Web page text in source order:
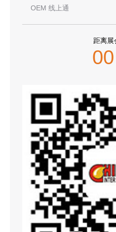
OEM 线上通
距离展
00